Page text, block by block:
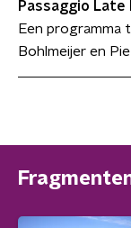
Passaggio Late
Een programma
Bohlmeijer en